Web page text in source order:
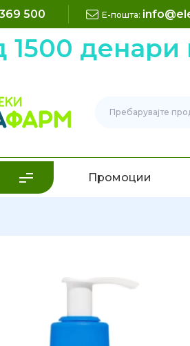
500 Е-пошта:
денари
Промоции